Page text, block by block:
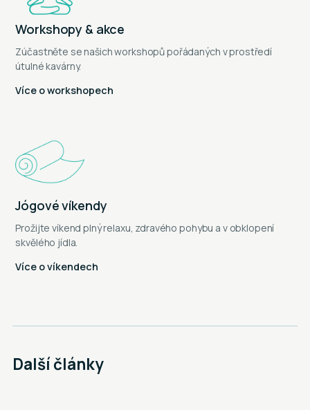
Workshopy & akce
Zúčastněte se našich workshopů pořádaných v prostředí
útulné kavárny.
Více o workshopech
Jógové víkendy
Prožijte víkend plný relaxu, zdravého pohybu a v obklopení
skvělého jídla.
Více o víkendech
Další články